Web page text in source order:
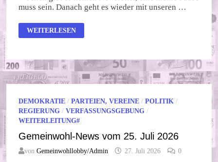
muss sein. Danach geht es wieder mit unseren …
GEMEINWOHL-
NEWS
2026
WEITERLESEN
DEMOKRATIE /PARTEIEN, VEREINE /POLITIK /
REGIERUNG /VERFASSUNGSGEBUNG /
WEITERLEITUNG#
Gemeinwohl-News vom 25. Juli 2026
vonGemeinwohllobby/Admin 27. Juli 2026 0